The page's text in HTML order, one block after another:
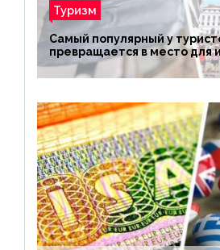
Туризм
Самый популярный у
превращается в место для